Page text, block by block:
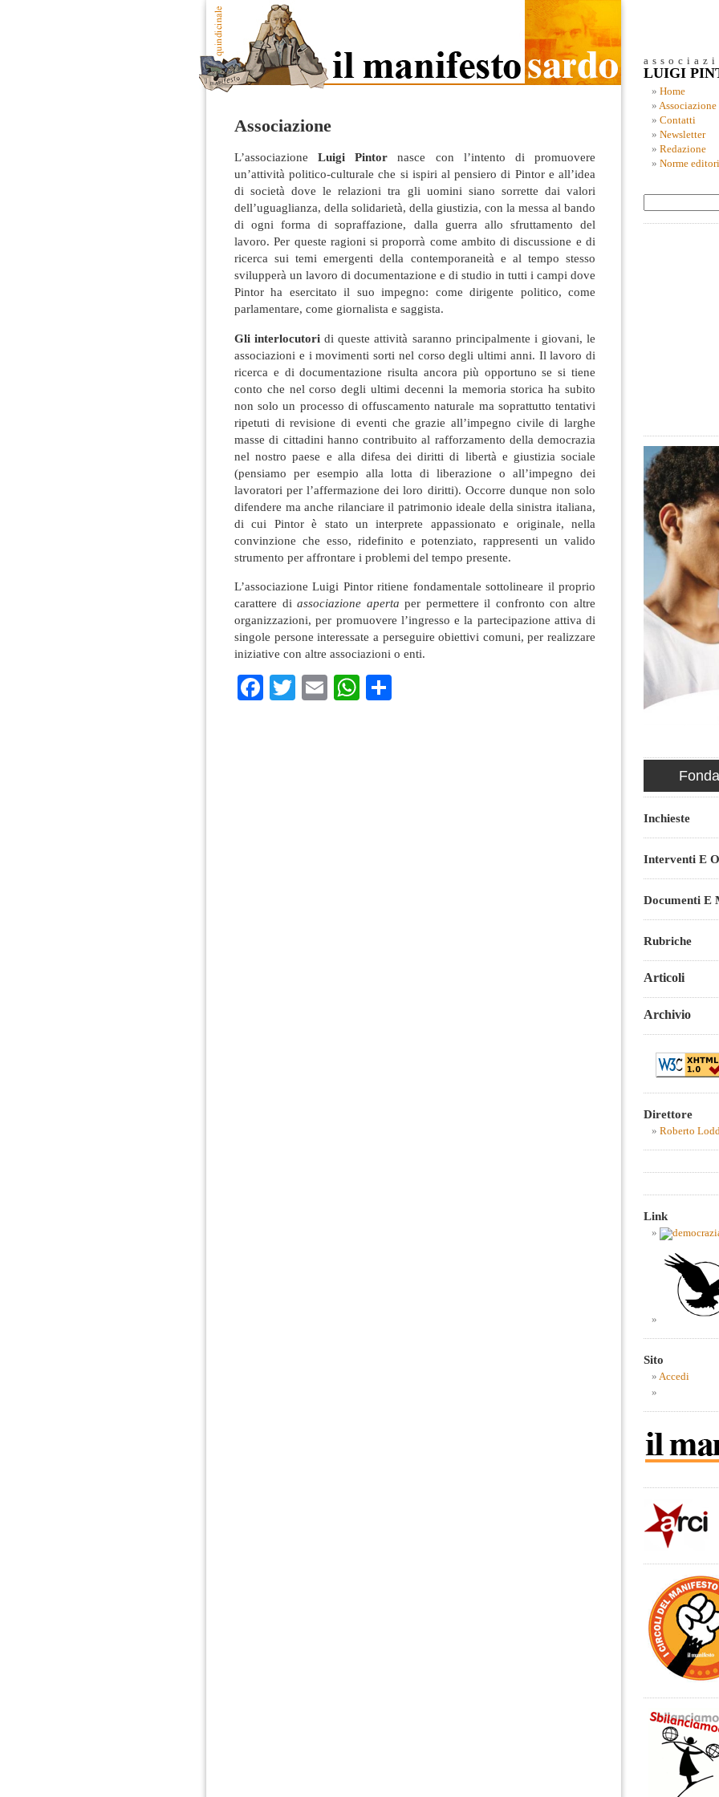
Associazione
L’associazioneLuigi Pintor nasce con l’intento di promuovere
un’attività politico-culturale che si ispiri al pensiero di Pintor e all’idea
di società dove le relazioni tra gli uomini siano sorrette dai valori
dell’uguaglianza, della solidarietà, della giustizia, con la messa al bando
di ogni forma di sopraffazione, dalla guerra allo sfruttamento del
lavoro. Per queste ragioni si proporrà come ambito di discussione e di
ricerca sui temi emergenti della contemporaneità e al tempo stesso
svilupperà un lavoro di documentazione e di studio in tutti i campi dove
Pintor ha esercitato il suo impegno: come dirigente politico, come
parlamentare, come giornalista e saggista.
Gli interlocutori di queste attività saranno principalmente i giovani, le
associazioni e i movimenti sorti nel corso degli ultimi anni. Il lavoro di
ricerca e di documentazione risulta ancora più opportuno se si tiene
conto che nel corso degli ultimi decenni la memoria storica ha subito
non solo un processo di offuscamento naturale ma soprattutto tentativi
ripetuti di revisione di eventi che grazie all’impegno civile di larghe
masse di cittadini hanno contribuito al rafforzamento della democrazia
nel nostro paese e alla difesa dei diritti di libertà e giustizia sociale
(pensiamo per esempio alla lotta di liberazione o all’impegno dei
lavoratori per l’affermazione dei loro diritti). Occorre dunque non solo
difendere ma anche rilanciare il patrimonio ideale della sinistra italiana,
di cui Pintor è stato un interprete appassionato e originale, nella
convinzione che esso, ridefinito e potenziato, rappresenti un valido
strumento per affrontare i problemi del tempo presente.
L’associazione Luigi Pintor ritiene fondamentale sottolineare il proprio
carattere diassociazione aperta per permettere il confronto con altre
organizzazioni, per promuovere l’ingresso e la partecipazione attiva di
singole persone interessate a perseguire obiettivi comuni, per realizzare
iniziative con altre associazioni o enti.
Facebook
TwitterEmailWhatsApp
LUIGI
Home
Associazione
Contatti
Newsletter
Redazione
Norme
Inchieste
Interventi E
Documenti E
Rubriche
Articoli
Archivio
Direttore
Roberto
Link
Sito
Accedi